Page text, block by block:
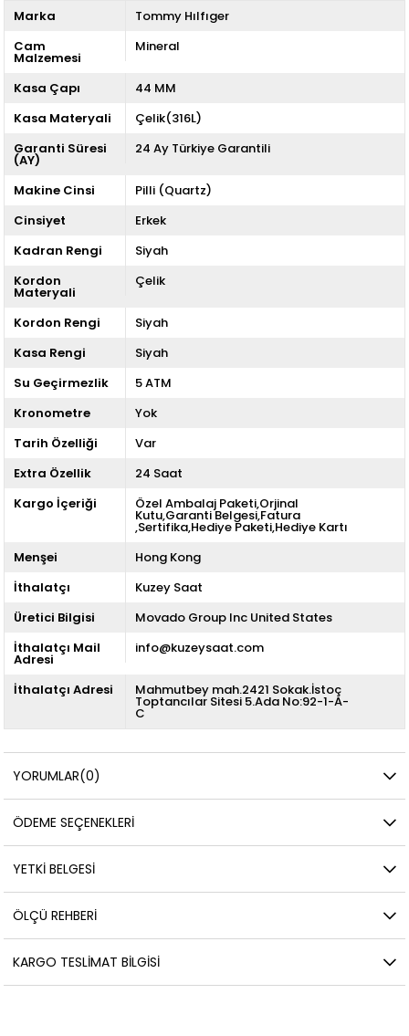
Marka
Tommy Hılfıger
Cam
Malzemesi
Mineral
Kasa Çapı
44 MM
Kasa Materyali
Çelik(316L)
Garanti Süresi
(AY)
24 Ay Türkiye Garantili
Makine Cinsi
Pilli (Quartz)
Cinsiyet
Erkek
Kadran Rengi
Siyah
Kordon
Materyali
Çelik
Kordon Rengi
Siyah
Kasa Rengi
Siyah
Su Geçirmezlik
5 ATM
Kronometre
Yok
Tarih Özelliği
Var
Extra Özellik
24 Saat
Kargo İçeriği
Özel Ambalaj Paketi,Orjinal
Kutu,Garanti Belgesi,Fatura
,Sertifika,Hediye Paketi,Hediye Kartı
Menşei
Hong Kong
İthalatçı
Kuzey Saat
Üretici Bilgisi
Movado Group Inc United States
İthalatçı Mail
Adresi
info@kuzeysaat.com
İthalatçı Adresi Mahmutbey mah.2421 Sokak.İstoç
Toptancılar Sitesi 5.Ada No:92-1-A-
C
YORUMLAR(0)
ÖDEME SEÇENEKLERI
YETKİ BELGESİ
ÖLÇÜ REHBERI
KARGO TESLIMAT BILGISI